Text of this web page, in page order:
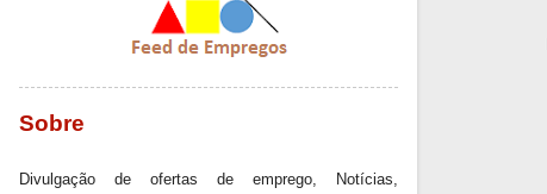
Sobre
Divulgação de ofertas de emprego, Notícias,